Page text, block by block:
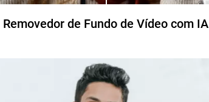
Removedor de Fundo de Vídeo com IA